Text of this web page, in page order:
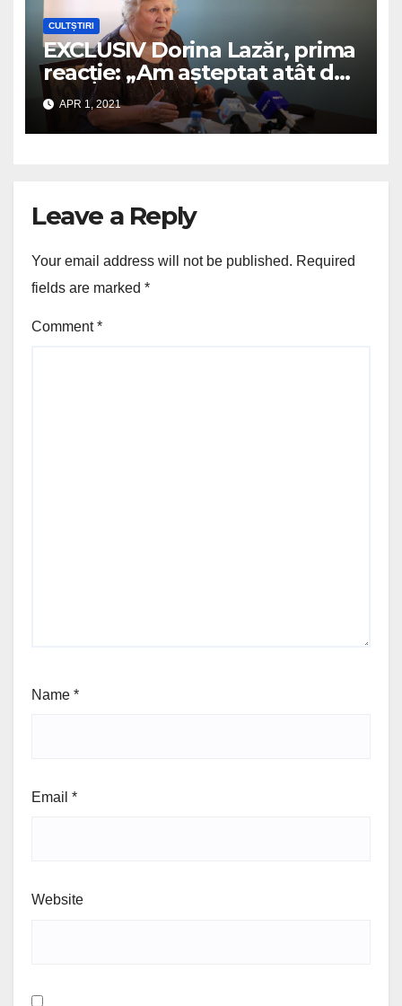
CULTȘTIRI
EXCLUSIV Dorina Lazăr, prima
reacție: „Am așteptat atât de
multă vreme ideea de
dreptate, încât acum nu-mi
vine să cred!”
APR 1, 2021
Leave a Reply
Your email address will not be published. Required
fields are marked *
Comment*
Name *
Email *
Website